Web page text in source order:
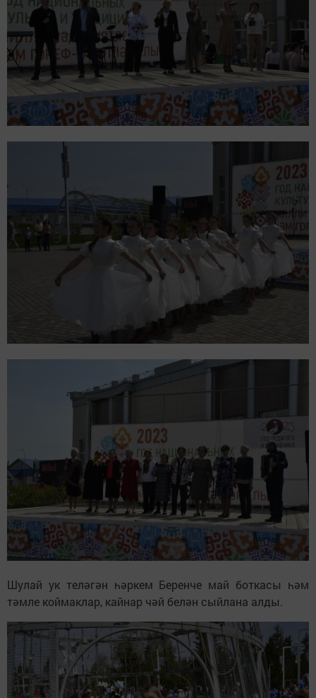
Шулай ук теләгән һәркем Беренче май боткасы һәм
тәмле коймаклар, кайнар чәй белән сыйлана алды.